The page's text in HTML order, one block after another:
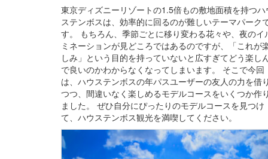
東京ディズニーリゾートの1.5倍もの敷地面積を持つハ
ステンボスは、効率的に回るのが難しいテーマパーク
す。 もちろん、季節ごとに移り変わる花々や、夜のイ
ミネーションが見どころではあるのですが、「これが
しみ」という目的を持っていないと広すぎてどう楽し
で良いのかわからなくなってしまいます。 そこで今回
は、ハウステンボスの年パスユーザーの友人の力を借
つつ、間違いなく楽しめるモデルコースをいくつか作
ました。 ぜひ自分にぴったりのモデルコースを見つけ
て、ハウステンボス観光を満喫してください。